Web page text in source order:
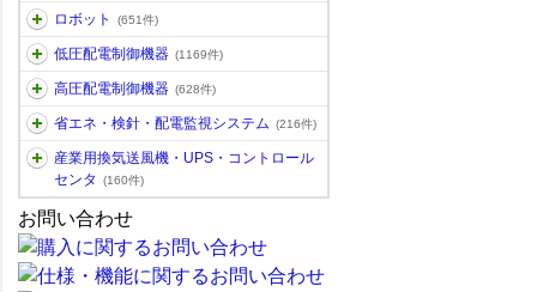
ロボット (651件)
低圧配電制御機器 (1169件)
高圧配電制御機器 (628件)
省エネ・検針・配電監視システム (216件)
産業用換気送風機・UPS・コントロール
センタ
(160件)
お問い合わせ